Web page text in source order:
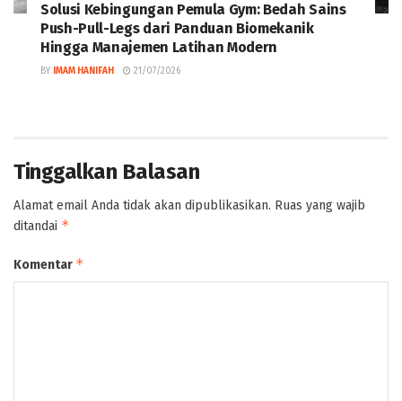
Solusi Kebingungan Pemula Gym: Bedah Sains
Push-Pull-Legs dari Panduan Biomekanik
Hingga Manajemen Latihan Modern
BY IMAM HANIFAH 21/07/2026
Tinggalkan Balasan
Alamat email Anda tidak akan dipublikasikan. Ruas yang wajib
ditandai *
Komentar *